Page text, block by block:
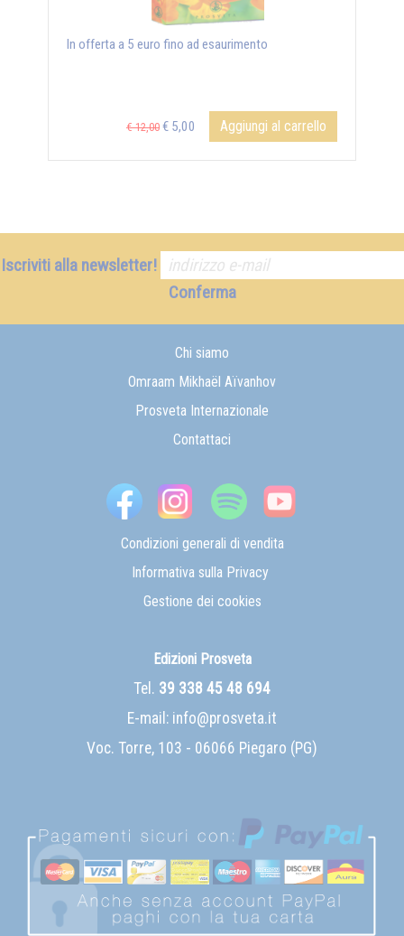
In offerta a 5 euro fino ad esaurimento
€ 12,00 € 5,00 Aggiungi al carrello
Iscriviti alla newsletter!
Conferma
Chi siamo
Omraam Mikhaël Aïvanhov
Prosveta Internazionale
Contattaci
Condizioni generali di vendita
Informativa sulla Privacy
Gestione dei cookies
Edizioni Prosveta
Tel. 39 338 45 48 694
E-mail: info@prosveta.it
Voc. Torre, 103 - 06066 Piegaro (PG)